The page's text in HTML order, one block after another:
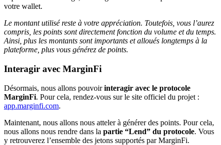
votre wallet.
Le montant utilisé reste à votre appréciation. Toutefois, vous l’aurez
compris, les points sont directement fonction du volume et du temps.
Ainsi, plus les montants sont importants et alloués longtemps à la
plateforme, plus vous générez de points.
Interagir avec MarginFi
Désormais, nous allons pouvoirinteragir avec le protocole
MarginFi. Pour cela, rendez-vous sur le site officiel du projet :
app.marginfi.com.
Maintenant, nous allons nous atteler à générer des points. Pour cela,
nous allons nous rendre dans la partie “Lend” du protocole. Vous
y retrouverez l’ensemble des jetons supportés par MarginFi.